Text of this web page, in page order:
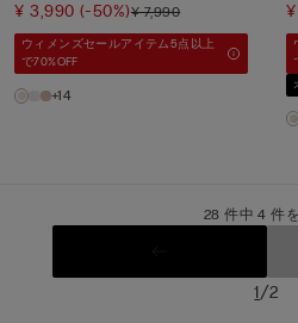
¥ 3,990(-50%)¥ 7,990
ウィメンズセールアイテム5点以上
で70%OFF
+14
28 件中 4 件
1/2